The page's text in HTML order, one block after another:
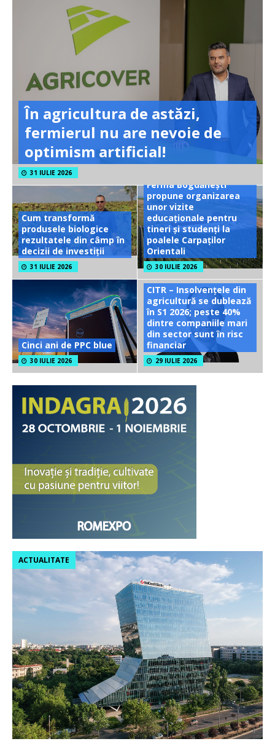
În agricultura de astăzi,
fermierul nu are nevoie de
optimism artificial!
31 IULIE 2026
Cum transformă
produsele biologice
rezultatele din câmp în
decizii de investiții
31 IULIE 2026
Ferma Bogdănești
propune organizarea
unor vizite
educaționale pentru
tineri și studenți la
poalele Carpaților
Orientali
30 IULIE 2026
Cinci ani de PPC blue
30 IULIE 2026
CITR – Insolvențele din
agricultură se dublează
în S1 2026; peste 40%
dintre companiile mari
din sector sunt în risc
financiar
29 IULIE 2026
ACTUALITATE